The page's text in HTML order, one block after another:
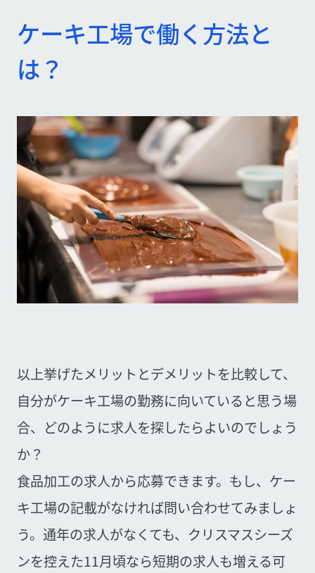
ケーキ工場で働く方法と
は？
以上挙げたメリットとデメリットを比較して、
自分がケーキ工場の勤務に向いていると思う場
合、どのように求人を探したらよいのでしょう
か？
食品加工の求人から応募できます。もし、ケー
キ工場の記載がなければ問い合わせてみましょ
う。通年の求人がなくても、クリスマスシーズ
ンを控えた11月頃なら短期の求人も増える可